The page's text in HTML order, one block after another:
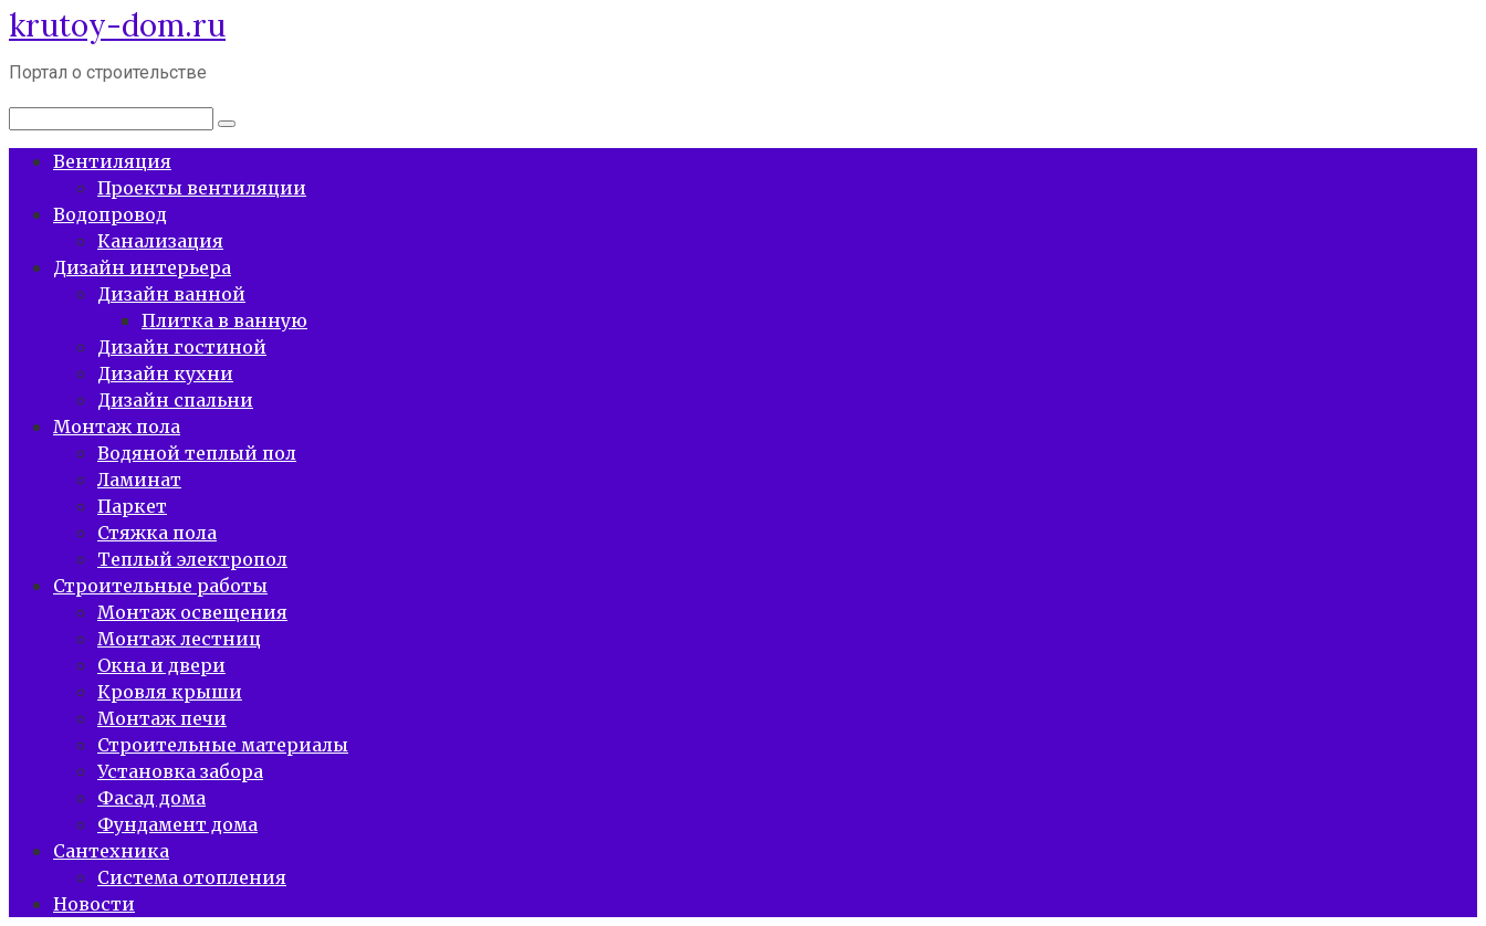
Перейти
к
контенту
krutoy-dom.ru
Портал о строительстве
Поиск:
Вентиляция
Проекты вентиляции
Водопровод
Канализация
Дизайн интерьера
Дизайн ванной
Плитка в ванную
Дизайн гостиной
Дизайн кухни
Дизайн спальни
Монтаж пола
Водяной теплый пол
Ламинат
Паркет
Стяжка пола
Теплый электропол
Строительные работы
Монтаж освещения
Монтаж лестниц
Окна и двери
Кровля крыши
Монтаж печи
Строительные материалы
Установка забора
Фасад дома
Фундамент дома
Сантехника
Система отопления
Новости